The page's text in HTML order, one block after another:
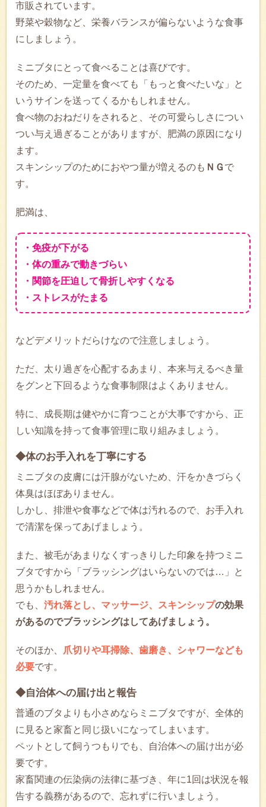
市販されています。
野菜や穀物など、栄養バランスが偏らないような食事
にしましょう。
ミニブタにとって食べることは喜びです。
そのため、一定量を食べても「もっと食べたいな」と
いうサインを送ってくるかもしれません。
食べ物のおねだりをされると、その可愛らしさについ
つい与え過ぎることがありますが、肥満の原因になり
ます。
スキンシップのためにおやつ量が増えるのも ＮＧ で
す。
肥満は、
・免疫が下がる
・体の重みで動きづらい
・関節を圧迫して骨折しやすくなる
・ストレスがたまる
などデメリットだらけなので注意しましょう。
ただ、太り過ぎを心配するあまり、本来与えるべき量
をグンと下回るような食事制限はよくありません。
特に、成長期は健やかに育つことが大事ですから、正
しい知識を持って食事管理に取り組みましょう。
◆体のお手入れを丁寧にする
ミニブタの皮膚には汗腺がないため、汗をかきづらく
体臭はほぼありません。
しかし、排泄や食事などで体は汚れるので、お手入れ
で清潔を保ってあげましょう。
また、被毛があまりなくすっきりした印象を持つミニ
ブタですから「ブラッシングはいらないのでは…」と
思うかもしれません。
でも、 汚れ落とし、マッサージ、スキンシップの効果
があるのでブラッシングはしてあげましょう。
そのほか、
爪切りや耳掃除、歯磨き、シャワーなども
必要です。
◆自治体への届け出と報告
普通のブタよりも小さめならミニブタですが、全体的
に見ると家畜と同じ扱いになってしまいます。
ペットとして飼うつもりでも、自治体への届け出が必
要です。
家畜関連の伝染病の法律に基づき、年に1回は状況を報
告する義務があるので、忘れずに行いましょう。